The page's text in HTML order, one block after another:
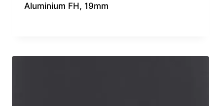
Aluminium FH, 19mm